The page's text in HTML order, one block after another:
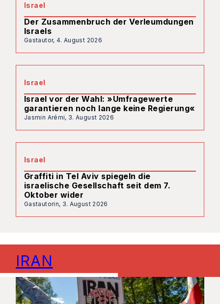
Israel
Der Zusammenbruch der Verleumdungen
Israels
Gastautor, 4. August 2026
Israel
Israel vor der Wahl: »Umfragewerte
garantieren noch lange keine Regierung«
Jasmin Arémi, 3. August 2026
Israel
Graffiti in Tel Aviv spiegeln die
israelische Gesellschaft seit dem 7.
Oktober wider
Gastautorin, 3. August 2026
IRAN